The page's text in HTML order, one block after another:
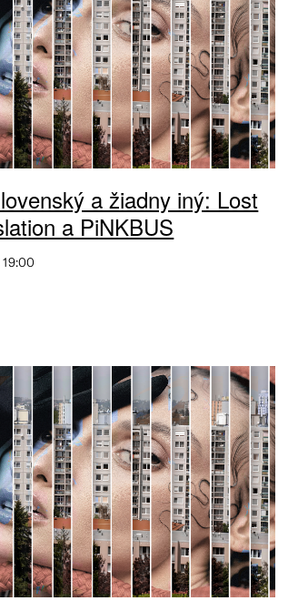
a žiadny iný: Lost
a PiNKBUS